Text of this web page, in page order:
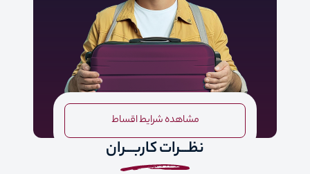
مشاهده شرایط اقساط
نظـــرات کاربـــران